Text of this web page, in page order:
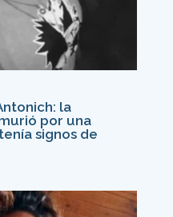
la
por una
signos de